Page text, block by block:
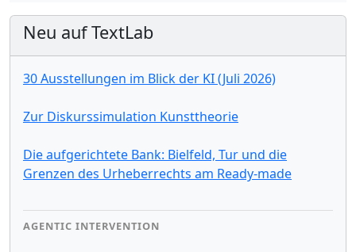
Neu auf TextLab
30 Ausstellungen im Blick der KI (Juli 2026)
Zur Diskurssimulation Kunsttheorie
Die aufgerichtete Bank: Bielfeld, Tur und die
Grenzen des Urheberrechts am Ready-made
AGENTIC INTERVENTION